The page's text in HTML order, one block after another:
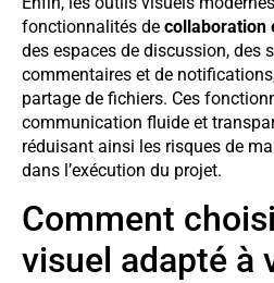
fonctionnalités de collaboration
des espaces de discussion, des
commentaires et de
partage de fichiers. Ces
communication fluide et
réduisant ainsi les risques de
dans l’exécution du projet.
Comment
visuel adapté à